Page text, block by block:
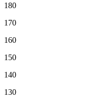
180
170
160
150
140
130